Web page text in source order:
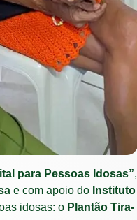
para Pessoas Idosas”,
e com apoio do Instituto
idosas: o Plantão Tira-